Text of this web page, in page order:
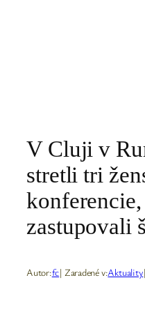
V Cluji v
stretli tri
zastupovali
Autor:fc| Zaradené v:Aktuality